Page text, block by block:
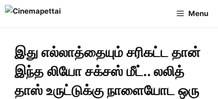
Skip
Menu
இது எல்லாத்தையும் சரிகட்ட தான்
இந்த லியோ சக்சஸ் மீட்.. லலித்
தாஸ் உருட்டுக்கு நாளையோட ஒரு